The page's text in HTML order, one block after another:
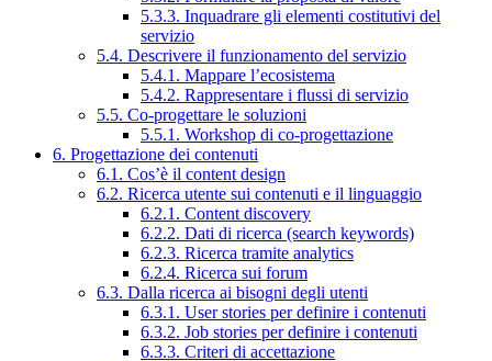
5.3.3. Inquadrare gli elementi costitutivi del
servizio
5.4. Descrivere il funzionamento del servizio
5.4.1. Mappare l’ecosistema
5.4.2. Rappresentare i flussi di servizio
5.5. Co-progettare le soluzioni
5.5.1. Workshop di co-progettazione
6. Progettazione dei contenuti
6.1. Cos’è il content design
6.2. Ricerca utente sui contenuti e il linguaggio
6.2.1. Content discovery
6.2.2. Dati di ricerca (search keywords)
6.2.3. Ricerca tramite analytics
6.2.4. Ricerca sui forum
6.3. Dalla ricerca ai bisogni degli utenti
6.3.1. User stories per definire i contenuti
6.3.2. Job stories per definire i contenuti
6.3.3. Criteri di accettazione